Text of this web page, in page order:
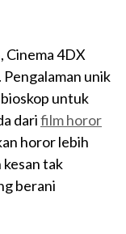
Cinema 4DX
unik
untuk
darifilm horor
horor lebih
kesan tak
berani